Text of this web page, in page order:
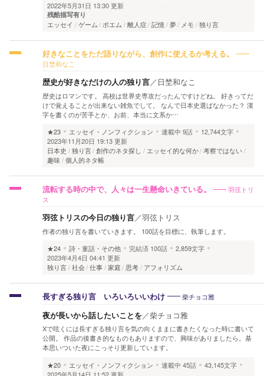
2022年5月31日 13:30 更新
残酷描写有り
エッセイ ゲーム ポエム 離人症 記憶 夢 メモ 独り言
好きなことをただ語りながら、創作に使えるか考える。
日埜和なこ
歴史が好きなだけの人の独り言／ 日埜和なこ
歴史はロマンです。 高校は世界史専攻だったんですけどね。 好きってだ
けで覚えることが出来ない雑魚でして。 なんで日本史選ばなかった？ 漢
字を書くのが苦手とか、お前、本当に文系か…
★23
エッセイ・ノンフィクション 連載中 9話
12,744文字
2023年11月20日 19:13 更新
日本史
独り言 創作のネタ探し エッセイ的な何か 考察ではない
趣味 個人的ネタ帳
流転する時の中で、人々は一生懸命いきている。
羽弦トリ
ス
羽弦トリスの今日の独り言／羽弦トリス
作者の独り言を書いていきます。 100話を目標に、執筆します。
★24
詩・童話・その他 完結済 100話
2,859文字
2023年4月4日 04:41 更新
独り言 社会 仕事 家庭 思考 アフォリズム
長すぎる独り言 いろいろいいわけ 柴チョコ雅
夜が長いから話したいことを／柴チョコ雅
Xで呟くには長すぎる独り言を気の向くままに書きたくなった時に書いて
公開。 作品の後書き的なものもありますので、興味がありましたら。基
本思いついた夜にこっそり更新しています。
★20
エッセイ・ノンフィクション 連載中 45話
43,145文字
2025年5月14日 11:52 更新